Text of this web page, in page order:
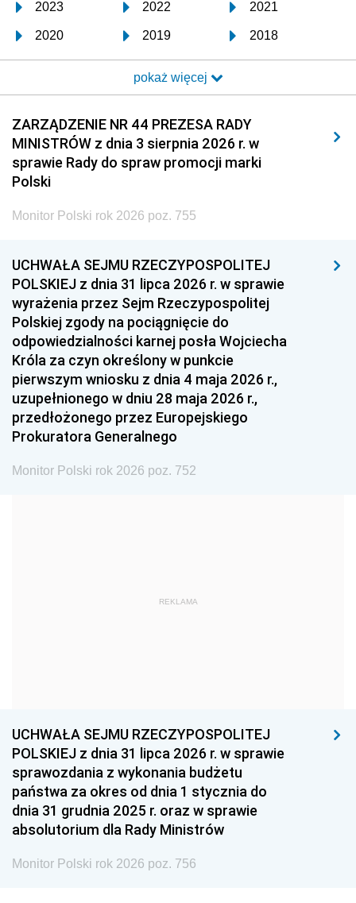
2023 2022 2021
2020 2019 2018
2017 2016 2015
2014 2013 2012
2011 2010 2009
2008 2007 2006
2005
1996 1995 1994
1993 1992 1991
1990 1989
1987 1986 1985
1984 1983 1982
1981 1980 1979
1978 1977
1975 1974
1959
1939 1938 1937
1936 1930
pokaż więcej
ZARZĄDZENIE NR 44 PREZESA RADY
MINISTRÓW z dnia 3 sierpnia 2026 r. w
sprawie Rady do spraw promocji marki
Polski
Monitor Polski rok 2026 poz. 755
UCHWAŁA SEJMU RZECZYPOSPOLITEJ
POLSKIEJ z dnia 31 lipca 2026 r. w sprawie
wyrażenia przez Sejm Rzeczypospolitej
Polskiej zgody na pociągnięcie do
odpowiedzialności karnej posła Wojciecha
Króla za czyn określony w punkcie
pierwszym wniosku z dnia 4 maja 2026 r.,
uzupełnionego w dniu 28 maja 2026 r.,
przedłożonego przez Europejskiego
Prokuratora Generalnego
Monitor Polski rok 2026 poz. 752
REKLAMA
UCHWAŁA SEJMU RZECZYPOSPOLITEJ
POLSKIEJ z dnia 31 lipca 2026 r. w sprawie
sprawozdania z wykonania budżetu
państwa za okres od dnia 1 stycznia do
dnia 31 grudnia 2025 r. oraz w sprawie
absolutorium dla Rady Ministrów
Monitor Polski rok 2026 poz. 756